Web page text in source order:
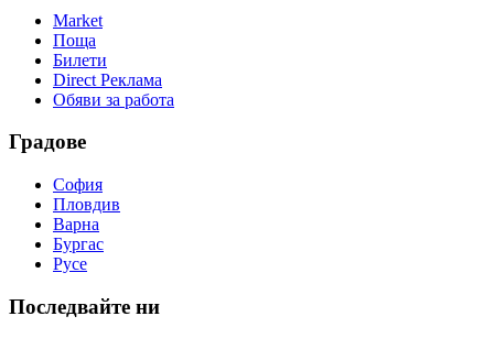
Market
Поща
Билети
Direct Реклама
Обяви за работа
Градове
София
Пловдив
Варна
Бургас
Русе
Последвайте ни